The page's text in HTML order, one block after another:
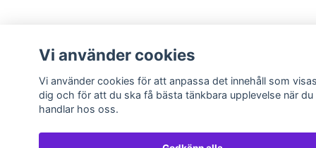
Vi använder cookies
Vi använder cookies för att anpassa det innehåll som
dig och för att du ska få bästa tänkbara upplevelse när du
handlar hos oss.